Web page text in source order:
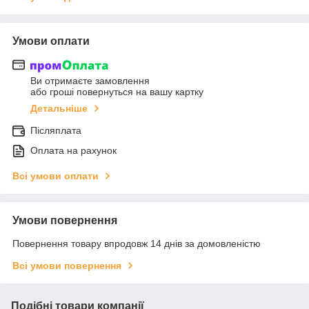
Умови оплати
Ви отримаєте замовлення
або гроші повернуться на вашу картку
Детальніше
Післяплата
Оплата на рахунок
Всі умови оплати
Умови повернення
Повернення товару впродовж 14 днів за домовленістю
Всі умови повернення
Подібні товари компанії